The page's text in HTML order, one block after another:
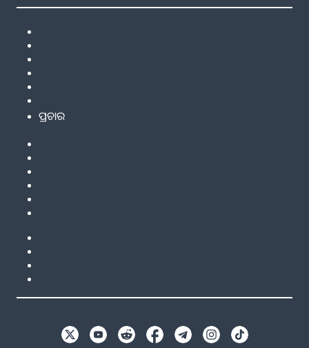
ପ୍ରଚାର